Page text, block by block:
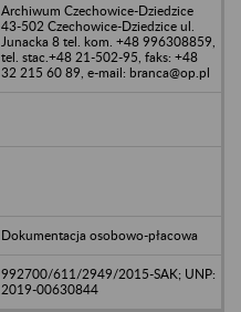
Archiwum Czechowice-Dziedzice
43-502 Czechowice-Dziedzice ul.
Junacka 8 tel. kom. +48 996308859,
tel. stac.+48 21-502-95, faks: +48
32 215 60 89, e-mail: branca@op.pl
Dokumentacja osobowo-płacowa
992700/611/2949/2015-SAK; UNP:
2019-00630844